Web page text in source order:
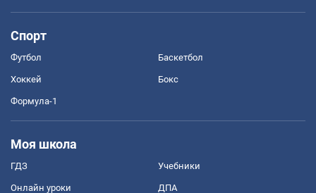
Спорт
Футбол Баскетбол
Хоккей Бокс
Формула-1
Моя школа
ГДЗ Учебники
Онлайн уроки ДПА